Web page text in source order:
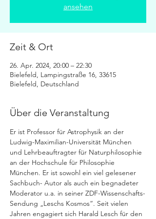
ansehen
Zeit & Ort
26. Apr. 2024, 20:00 – 22:30
Bielefeld, Lampingstraße 16, 33615
Bielefeld, Deutschland
Über die Veranstaltung
Er ist Professor für Astrophysik an der
Ludwig-Maximilian-Universität München
und Lehrbeauftragter für Naturphilosophie
an der Hochschule für Philosophie
München. Er ist sowohl ein viel gelesener
Sachbuch- Autor als auch ein begnadeter
Moderator u.a. in seiner ZDF-Wissenschafts-
Sendung „Leschs Kosmos“. Seit vielen
Jahren engagiert sich Harald Lesch für den